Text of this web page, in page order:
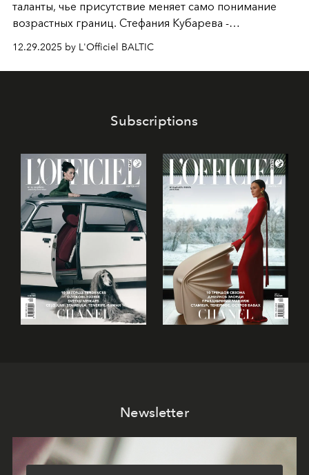
таланты, чье присутствие меняет само понимание
возрастных границ. Стефания Кубарева -
харизмы, чье имя уже украшает обложки
престижных международных изданийFILLINI January
12.29.2025 by L'Officiel BALTIC
Subscriptions
Newsletter